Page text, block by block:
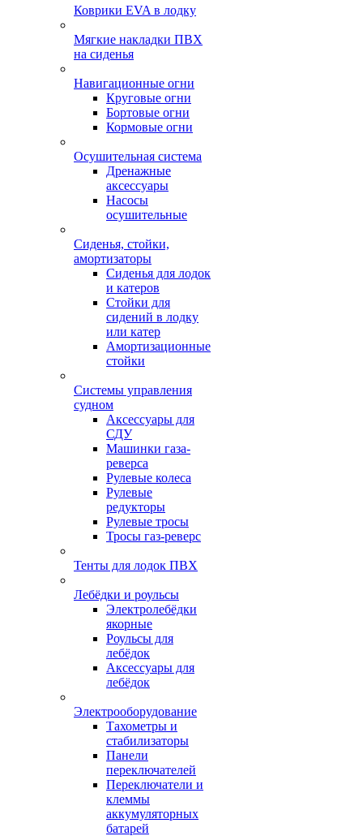
Коврики EVA в лодку
Мягкие накладки ПВХ
на сиденья
Навигационные огни
Круговые огни
Бортовые огни
Кормовые огни
Осушительная система
Дренажные
аксессуары
Насосы
осушительные
Сиденья, стойки,
амортизаторы
Сиденья для лодок
и катеров
Стойки для
сидений в лодку
или катер
Амортизационные
стойки
Системы управления
судном
Аксессуары для
СДУ
Машинки газа-
реверса
Рулевые колеса
Рулевые
редукторы
Рулевые тросы
Тросы газ-реверс
Тенты для лодок ПВХ
Лебёдки и роульсы
Электролебёдки
якорные
Роульсы для
лебёдок
Аксессуары для
лебёдок
Электрооборудование
Тахометры и
стабилизаторы
Панели
переключателей
Переключатели и
клеммы
аккумуляторных
батарей